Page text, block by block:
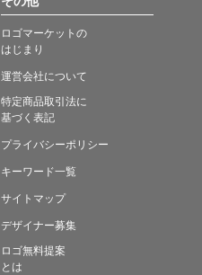
ロゴマーケットの
はじまり
運営会社について
特定商品取引法に
基づく表記
プライバシーポリシー
キーワード一覧
サイトマップ
デザイナー募集
ロゴ無料提案
とは